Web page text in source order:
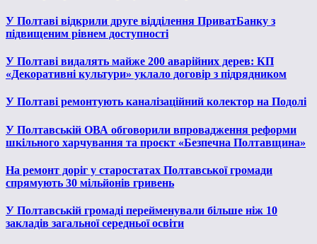
У Полтаві відкрили друге відділення ПриватБанку з
підвищеним рівнем доступності
У Полтаві видалять майже 200 аварійних дерев: КП
«Декоративні культури» уклало договір з підрядником
У Полтаві ремонтують каналізаційний колектор на Подолі
У Полтавській ОВА обговорили впровадження реформи
шкільного харчування та проєкт «Безпечна Полтавщина»
На ремонт доріг у старостатах Полтавської громади
спрямують 30 мільйонів гривень
У Полтавській громаді перейменували більше ніж 10
закладів загальної середньої освіти